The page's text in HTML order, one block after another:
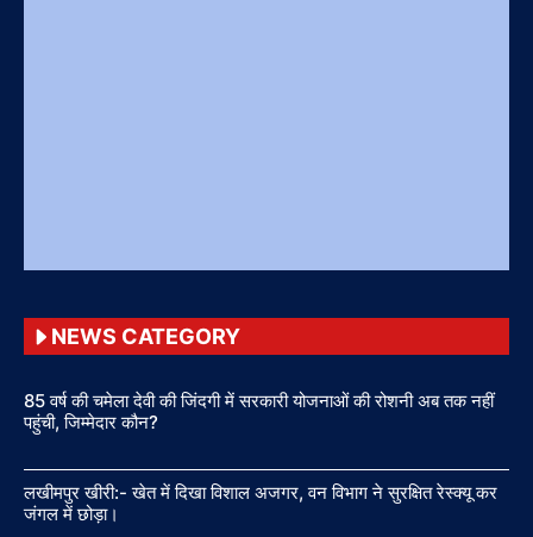
NEWS CATEGORY
85 वर्ष की चमेला देवी की जिंदगी में सरकारी योजनाओं की रोशनी अब तक नहीं
पहुंची, जिम्मेदार कौन?
लखीमपुर खीरी:- खेत में दिखा विशाल अजगर, वन विभाग ने सुरक्षित रेस्क्यू कर
जंगल में छोड़ा।